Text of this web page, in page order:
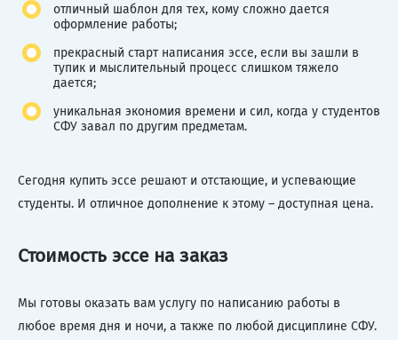
отличный шаблон для тех, кому сложно дается
оформление работы;
прекрасный старт написания эссе, если вы зашли в
тупик и мыслительный процесс слишком тяжело
дается;
уникальная экономия времени и сил, когда у студентов
СФУ завал по другим предметам.
Сегодня купить эссе решают и отстающие, и успевающие
студенты. И отличное дополнение к этому – доступная цена.
Стоимость эссе на заказ
Мы готовы оказать вам услугу по написанию работы в
любое время дня и ночи, а также по любой дисциплине СФУ.